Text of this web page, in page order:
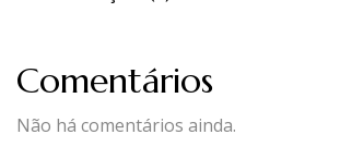
Comentários
Não há comentários ainda.